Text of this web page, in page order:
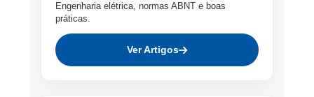
Engenharia elétrica, normas ABNT e boas
práticas.
Ver Artigos